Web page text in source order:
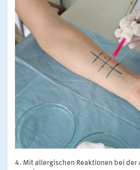
Mit allergischen Reaktionen bei